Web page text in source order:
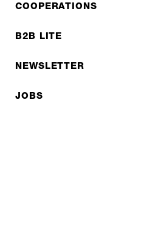
COOPERATIONS
B2B LITE
NEWSLETTER
JOBS